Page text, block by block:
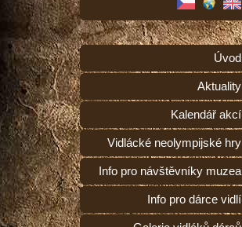
Úvod
Aktuality
Kalendář akcí
Vidlácké neolympijské hry
Info pro návštěvníky muzea
Info pro dárce vidlí